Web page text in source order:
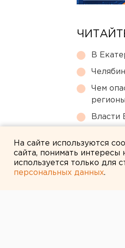
В
Чем
Власти
На сайте используются
сайта, понимать
используется только для
персональных данных.